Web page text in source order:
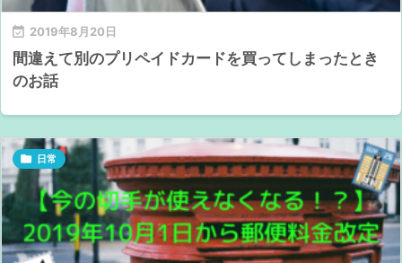
 2019年8月20日
間違えて別のプリペイドカードを買ってしまったとき
のお話
 日常